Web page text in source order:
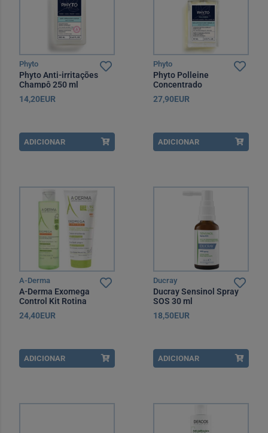
Phyto
Phyto Anti-irritações
Champô 250 ml
14,20EUR
ADICIONAR
Phyto
Phyto Polleine
Concentrado
Equilibrante Fortificante
30 ml
27,90EUR
ADICIONAR
A-Derma
A-Derma Exomega
Control Kit Rotina
24,40EUR
ADICIONAR
Ducray
Ducray Sensinol Spray
SOS 30 ml
18,50EUR
ADICIONAR